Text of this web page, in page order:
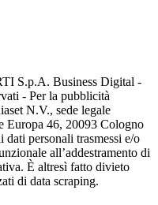
S.p.A. Business Digital -
- Per la pubblicità
N.V., sede legale
Europa 46, 20093 Cologno
dati personali trasmessi e/o
all’addestramento di
È altresì fatto divieto
di data scraping.